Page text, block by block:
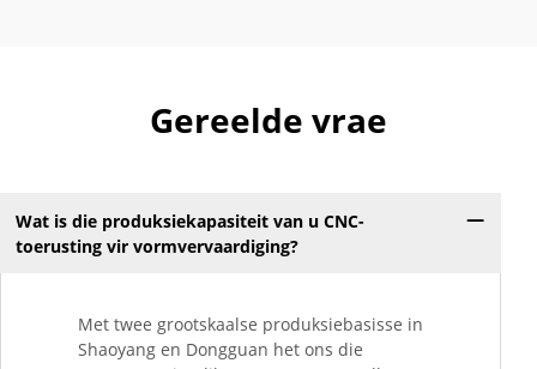
Gereelde vrae
Wat is die produksiekapasiteit van u CNC-
toerusting vir vormvervaardiging?
Met twee grootskaalse produksiebasisse in
Shaoyang en Dongguan het ons die